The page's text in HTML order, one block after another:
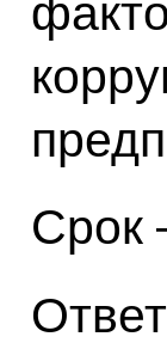
Срок